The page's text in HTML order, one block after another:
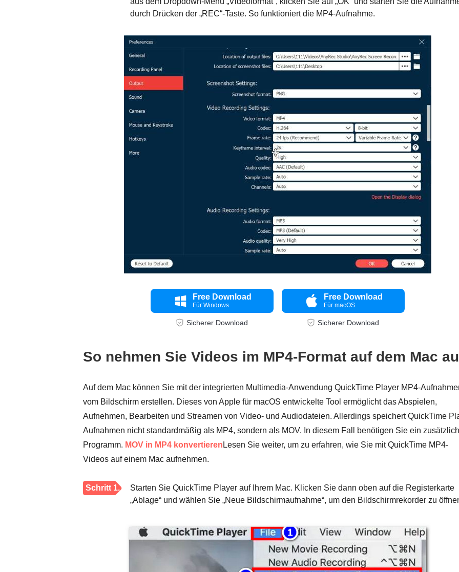
durch Drücken der „REC“-Taste. So funktioniert die MP4-Aufnahme.
Free Download
Für Windows
Sicherer Download
Free Download
Für macOS
Sicherer Download
So nehmen Sie Videos im MP4-Format auf dem Mac
Auf dem Mac können Sie mit der integrierten Multimedia-Anwendung QuickTime Player MP4-
vom Bildschirm erstellen. Dieses von Apple für macOS entwickelte Tool ermöglicht das Abspielen,
Aufnehmen, Bearbeiten und Streamen von Video- und Audiodateien. Allerdings speichert QuickTime
Aufnahmen nicht standardmäßig als MP4, sondern als MOV. In diesem Fall benötigen Sie ein
Programm. MOV in MP4 konvertieren Lesen Sie weiter, um zu erfahren, wie Sie mit QuickTime MP4-
Videos auf einem Mac aufnehmen.
Schritt 1.
Starten Sie QuickTime Player auf Ihrem Mac. Klicken Sie dann oben auf die Registerkarte
„Ablage“ und wählen Sie „Neue Bildschirmaufnahme“, um den Bildschirmrekorder zu